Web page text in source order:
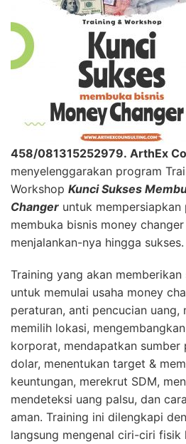
458/081315252979. ArthEx
menyelenggarakan program
Workshop Kunci Sukses
Changer untuk mempersiapkan
membuka bisnis money
menjalankan-nya hingga sukses.
Training yang akan
untuk memulai usaha money
peraturan, anti pencucian uang,
memilih lokasi,
korporat, mendapatkan sumber
dolar, menentukan target &
keuntungan, merekrut SDM,
mendeteksi uang palsu, dan
aman. Training ini dilengkapi
langsung mengenal ciri-ciri fisik